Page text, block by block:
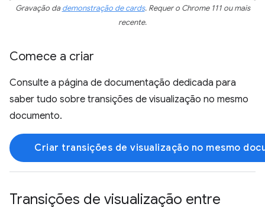
Gravação dademonstração de cards. Requer o Chrome 111 ou mais
recente.
Comece a criar
Consulte a página de documentação dedicada para
saber tudo sobre transições de visualização no mesmo
documento.
Criar transições de visualização no mesmo
Transições de visualização entre